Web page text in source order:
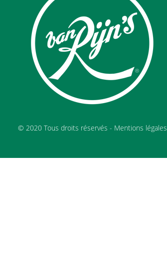
© 2020 Tous droits réservés - Mentions légales